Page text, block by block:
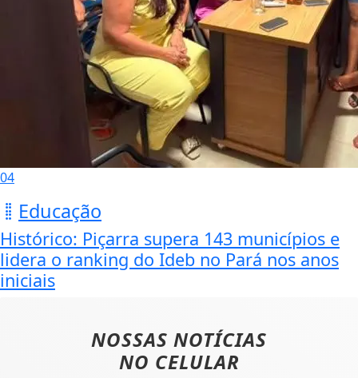
04
Educação
Histórico: Piçarra supera 143 municípios e
lidera o ranking do Ideb no Pará nos anos
iniciais
NOSSAS NOTÍCIAS
NO CELULAR